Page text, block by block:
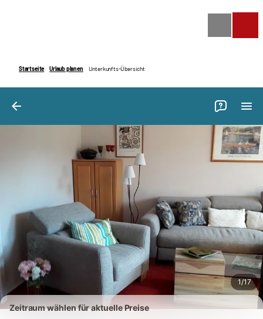
1/17
Zeitraum wählen für aktuelle Preise